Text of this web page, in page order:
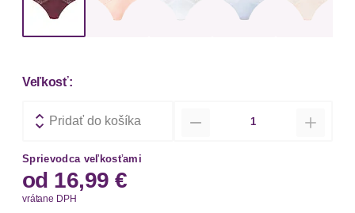
Veľkosť:
Pridať do košíka
Sprievodca veľkosťami
od 16,99 €
vrátane DPH